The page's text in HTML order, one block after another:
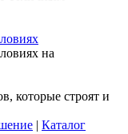
на
которые строят и
| Каталог